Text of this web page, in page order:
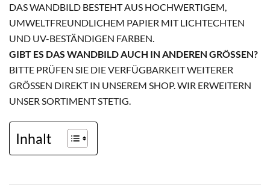
DAS WANDBILD BESTEHT AUS HOCHWERTIGEM,
UMWELTFREUNDLICHEM PAPIER MIT LICHTECHTEN
UND UV-BESTÄNDIGEN FARBEN.
GIBT ES DAS WANDBILD AUCH IN ANDEREN GRÖSSEN?
BITTE PRÜFEN SIE DIE VERFÜGBARKEIT WEITERER
GRÖSSEN DIREKT IN UNSEREM SHOP. WIR ERWEITERN U
NSER SORTIMENT STETIG.
Inhalt